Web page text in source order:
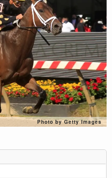
Photo by Getty Images